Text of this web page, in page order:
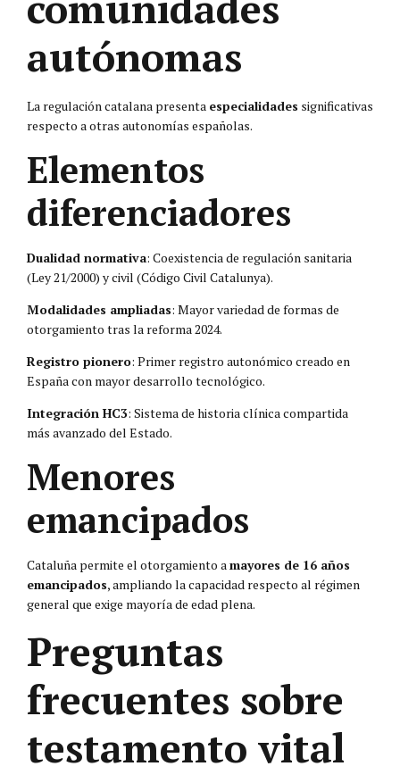
autónomas
La regulación catalana presenta especialidades significativas
respecto a otras autonomías españolas.
Elementos
diferenciadores
Dualidad normativa: Coexistencia de regulación sanitaria
(Ley 21/2000) y civil (Código Civil Catalunya).
Modalidades ampliadas: Mayor variedad de formas de
otorgamiento tras la reforma 2024.
Registro pionero: Primer registro autonómico creado en
España con mayor desarrollo tecnológico.
Integración HC3: Sistema de historia clínica compartida
más avanzado del Estado.
Menores
emancipados
Cataluña permite el otorgamiento a mayores de 16 años
emancipados, ampliando la capacidad respecto al régimen
general que exige mayoría de edad plena.
Preguntas
frecuentes sobre
testamento vital